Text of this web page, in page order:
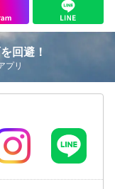
回避！
プリ